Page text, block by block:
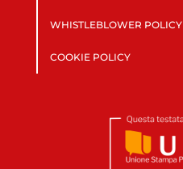
WHISTLEBLOWER POLICY
COOKIE POLICY